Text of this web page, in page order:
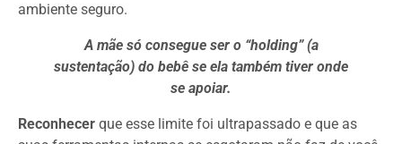
ambiente seguro.
A mãe só consegue ser o “holding” (a
sustentação) do bebê se ela também tiver onde
se apoiar.
Reconhecer que esse limite foi ultrapassado e que as